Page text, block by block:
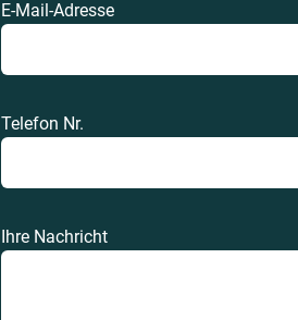
E-Mail-Adresse
Telefon Nr.
Ihre Nachricht